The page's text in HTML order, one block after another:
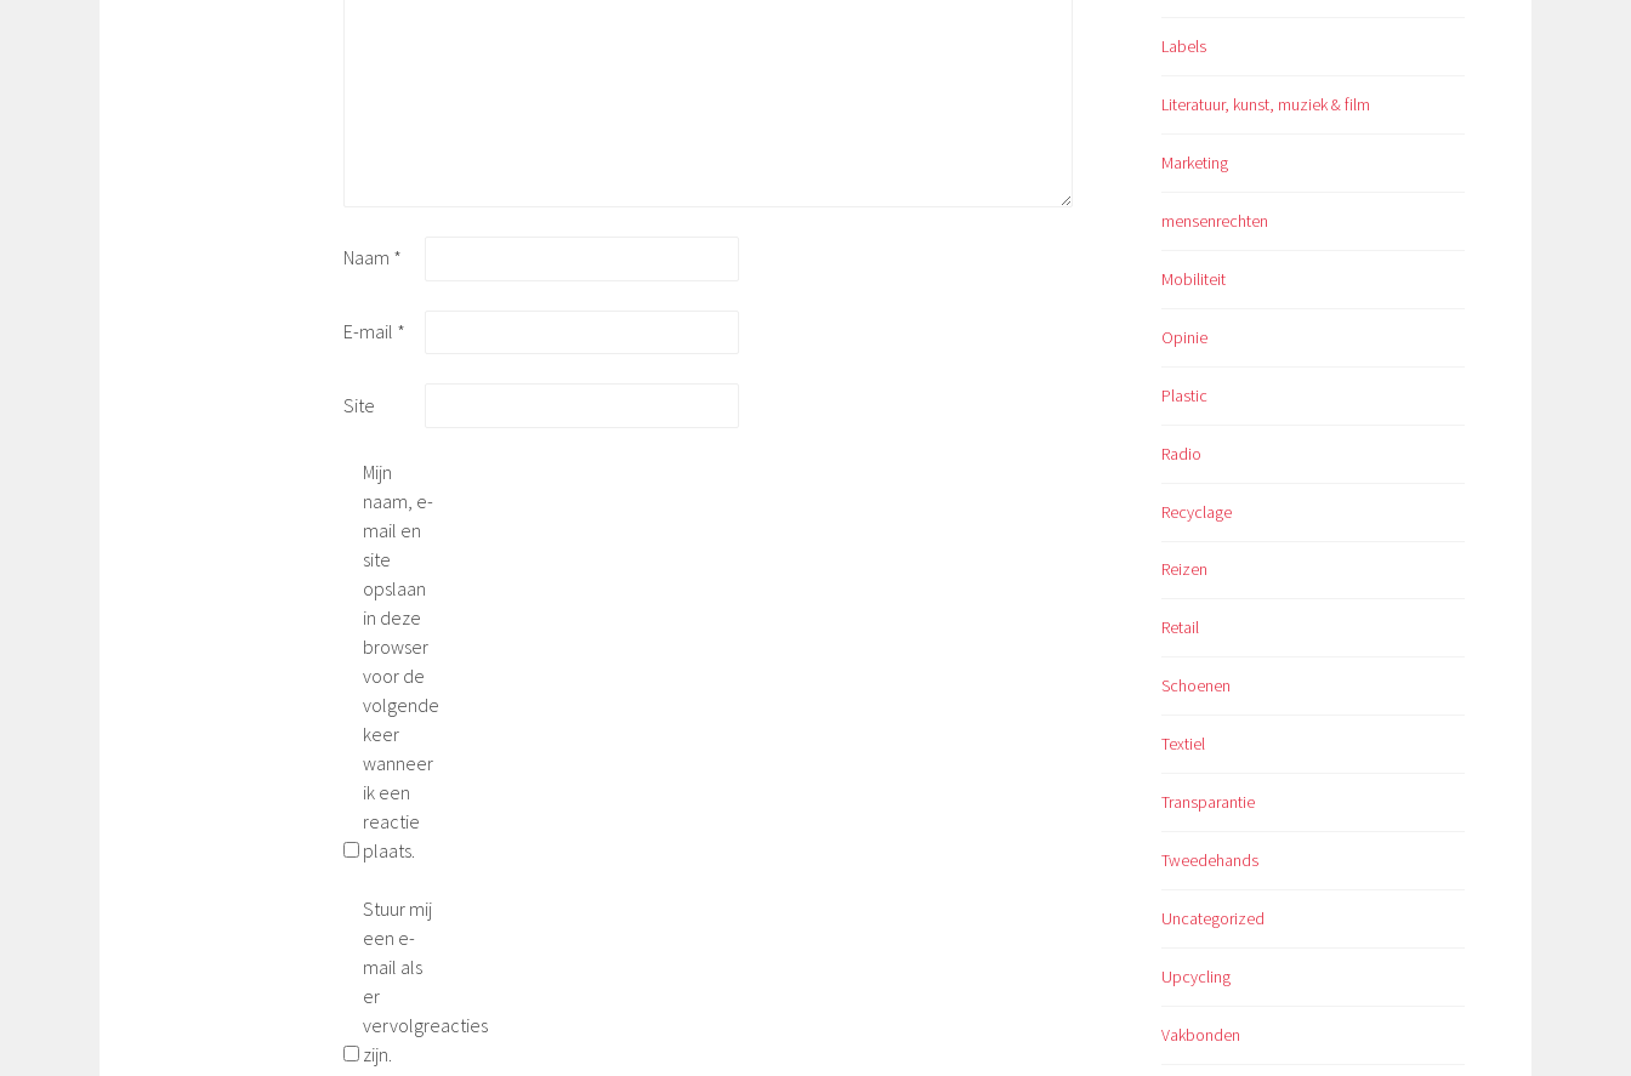
Naam *
E-mail *
Site
Mijn
naam, e-
mail en
site
opslaan
in deze
browser
voor de
volgende
keer
wanneer
ik een
reactie
plaats.
Stuur mij
een e-
mail als
er
vervolgreacties
zijn.
Labels
Literatuur, kunst, muziek & film
Marketing
mensenrechten
Mobiliteit
Opinie
Plastic
Radio
Recyclage
Reizen
Retail
Schoenen
Textiel
Transparantie
Tweedehands
Uncategorized
Upcycling
Vakbonden